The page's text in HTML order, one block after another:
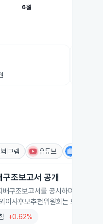
레그램 유튜브
조보고서 공개
구조보고서를 공시하며 이사회
이사후보추천위원회는 모두 사외
+0.62%